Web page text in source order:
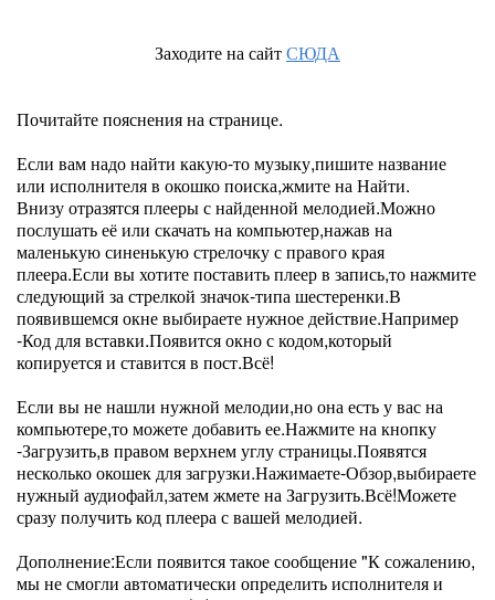
Заходите на сайтСЮДА
Почитайте пояснения на странице.
Если вам надо найти какую-то музыку,пишите название
или исполнителя в окошко поиска,жмите на Найти.
Внизу отразятся плееры с найденной мелодией.Можно
послушать её или скачать на компьютер,нажав на
маленькую синенькую стрелочку с правого края
плеера.Если вы хотите поставить плеер в запись,то нажмите
следующий за стрелкой значок-типа шестеренки.В
появившемся окне выбираете нужное действие.Например
-Код для вставки.Появится окно с кодом,который
копируется и ставится в пост.Всё!
Если вы не нашли нужной мелодии,но она есть у вас на
компьютере,то можете добавить ее.Нажмите на кнопку
-Загрузить,в правом верхнем углу страницы.Появятся
несколько окошек для загрузки.Нажимаете-Обзор,выбираете
нужный аудиофайл,затем жмете на Загрузить.Всё!Можете
сразу получить код плеера с вашей мелодией.
Дополнение:Если появится такое сообщение "К сожалению,
мы не смогли автоматически определить исполнителя и